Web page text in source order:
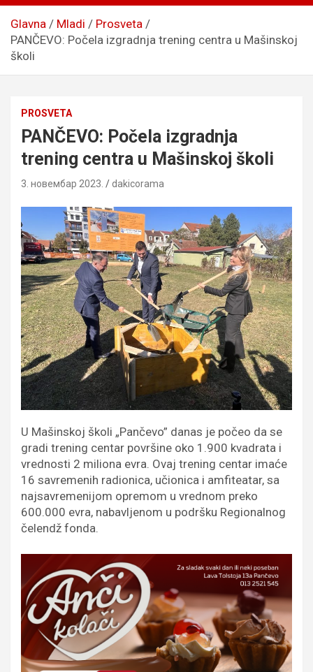
Glavna Mladi
Prosveta
PANČEVO: Počela izgradnja trening centra u Mašinskoj
školi
PROSVETA
PANČEVO: Počela izgradnja
trening centra u Mašinskoj školi
3. новембар 2023. dakicorama
U Mašinskoj školi „Pančevo” danas je počeo da se
gradi trening centar površine oko 1.900 kvadrata i
vrednosti 2 miliona evra. Ovaj trening centar imaće
16 savremenih radionica, učionica i amfiteatar, sa
najsavremenijom opremom u vrednom preko
600.000 evra, nabavljenom u podršku Regionalnog
čelendž fonda.